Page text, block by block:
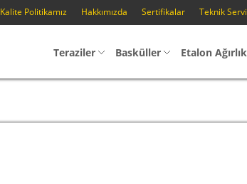
Kalite Politikamız Hakkımızda Sertifikalar Teknik
Teraziler Basküller Etalon